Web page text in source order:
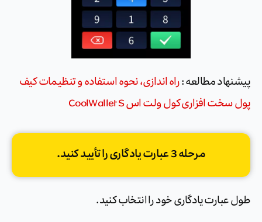
پیشنهاد مطالعه : راه اندازی، نحوه استفاده و تنظیمات کیف
پول سخت افزاری کول ولت اس CoolWallet S
مرحله 3 عبارت یادگاری را تأیید کنید.
طول عبارت یادگاری خود را انتخاب کنید.